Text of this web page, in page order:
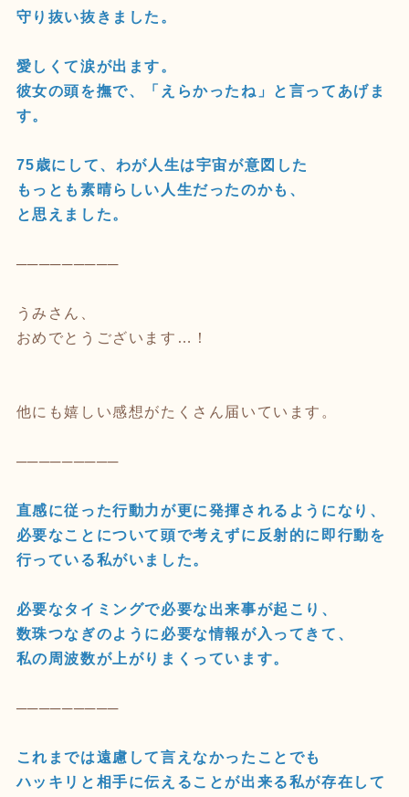
守り抜い抜きました。
愛しくて涙が出ます。
彼女の頭を撫で、「えらかったね」と言ってあげま
す。
75歳にして、わが人生は宇宙が意図した
もっとも素晴らしい人生だったのかも、
と思えました。
─────────
うみさん、
おめでとうございます…！
他にも嬉しい感想がたくさん届いています。
─────────
直感に従った行動力が更に発揮されるようになり、
必要なことについて頭で考えずに反射的に即行動を
行っている私がいました。
必要なタイミングで必要な出来事が起こり、
数珠つなぎのように必要な情報が入ってきて、
私の周波数が上がりまくっています。
─────────
これまでは遠慮して言えなかったことでも
ハッキリと相手に伝えることが出来る私が存在して